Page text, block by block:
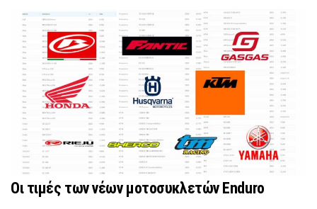
Οι τιμές των νέων μοτοσυκλετών Enduro